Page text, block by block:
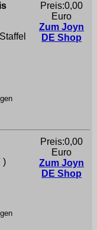
Preis:0,00
Euro
Zum Joyn
DE Shop
)
Preis:0,00
Euro
Zum Joyn
DE Shop